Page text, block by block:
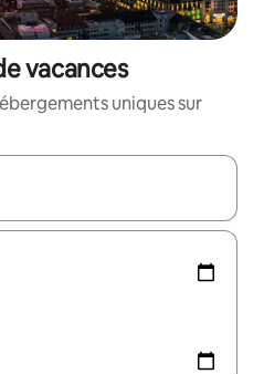
vacances
uniques sur
utilisez les flèches vers le